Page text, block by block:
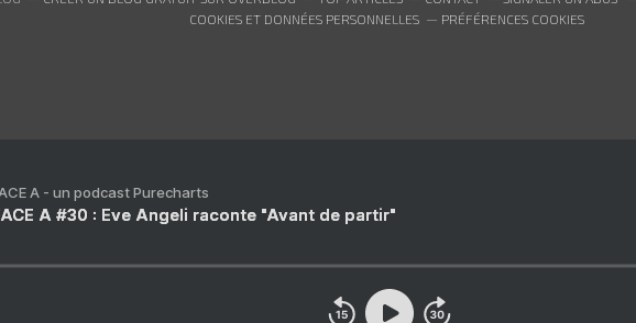
COOKIES ET DONNÉES PERSONNELLES
PRÉFÉRENCES COOKIES
A - un podcast Purecharts
A #30 : Eve Angeli raconte "Avant de partir"